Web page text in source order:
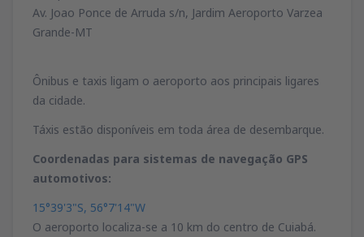
Av. Joao Ponce de Arruda s/n, Jardim Aeroporto Varzea
Grande-MT
Ônibus e taxis ligam o aeroporto aos principais ligares
da cidade.
Táxis estão disponíveis em toda área de desembarque.
Coordenadas para sistemas de navegação GPS
automotivos:
15°39'3"S, 56°7'14"W
O aeroporto localiza-se a 10 km do centro de Cuiabá.